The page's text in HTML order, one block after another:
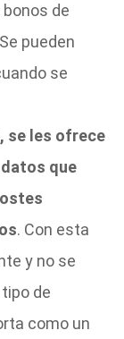
de
pueden
se
se les ofrece
que
. Con esta
y no se
de
como un